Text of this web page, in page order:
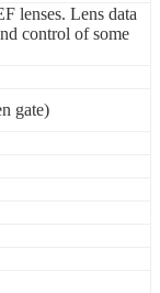
lenses. Lens data
control of some
gate)